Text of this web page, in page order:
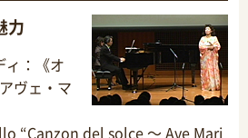
力
ィ：《オ
ヴェ・マ
“Canzon del solce ～ Ave Mari